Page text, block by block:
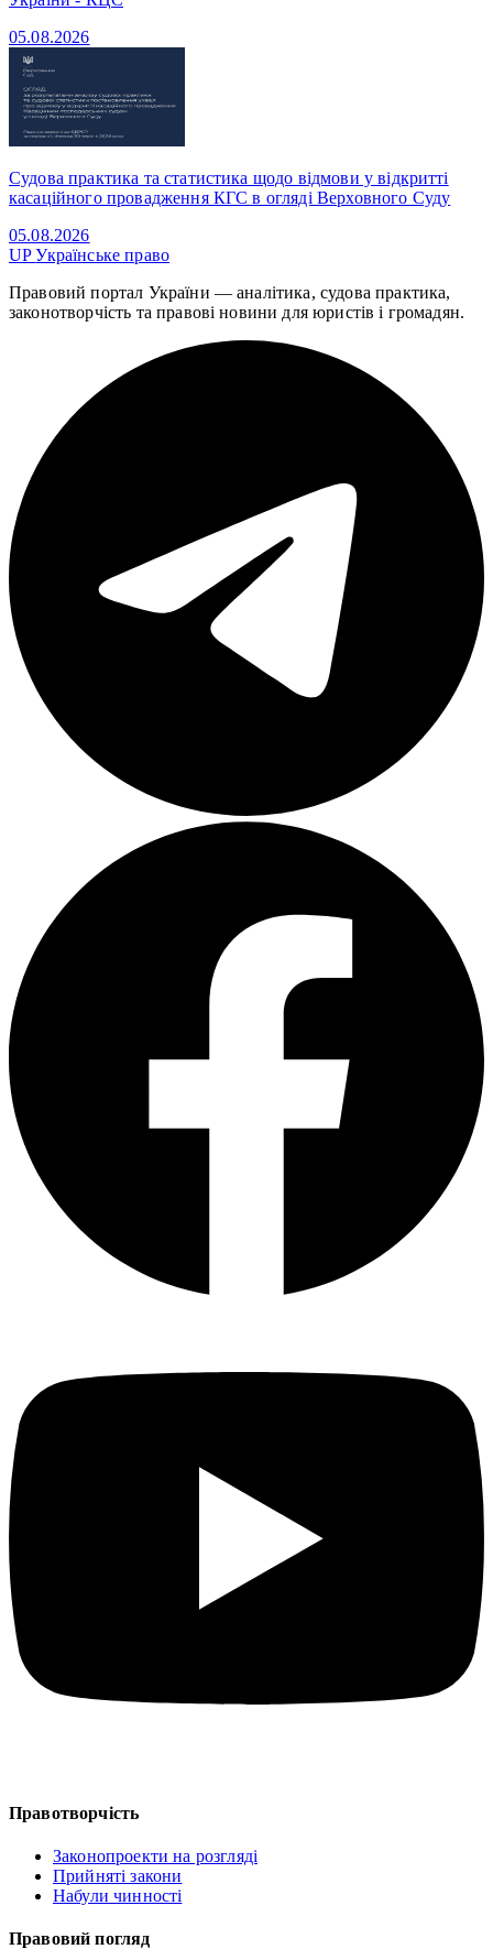
05.08.2026
Судова практика та статистика щодо відмови у відкритті
касаційного провадження КГС в огляді Верховного Суду
05.08.2026
UPУкраїнське право
Правовий портал України — аналітика, судова практика,
законотворчість та правові новини для юристів і громадян.
Правотворчість
Законопроекти на розгляді
Прийняті закони
Набули чинності
Правовий погляд